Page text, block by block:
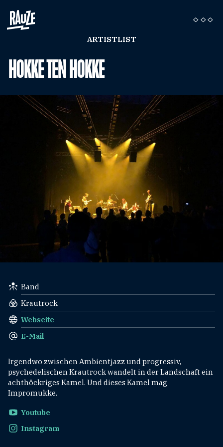
ARTISTLIST
HOKKE TEN HOKKE
Band
Krautrock
Webseite
E-Mail
Irgendwo zwischen Ambientjazz und progressiv,
psychedelischen Krautrock wandelt in der Landschaft ein
achthöckriges Kamel. Und dieses Kamel mag
Impromukke.
Youtube
Instagram